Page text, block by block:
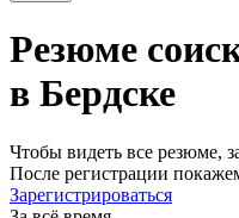
Резюме
в Бердске
Чтобы видеть все резюме,
После регистрации
Зарегистрироваться